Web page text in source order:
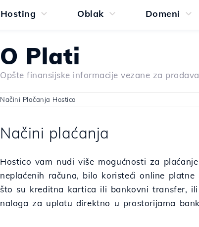
Hosting Oblak Domeni
O Plati
Opšte finansijske informacije vezane za
Načini Plačanja Hostico
Načini plaćanja
Hostico vam nudi više mogućnosti za
neplaćenih računa, bilo koristeći online platne
što su kreditna kartica ili bankovni transfer,
naloga za uplatu direktno u prostorijama